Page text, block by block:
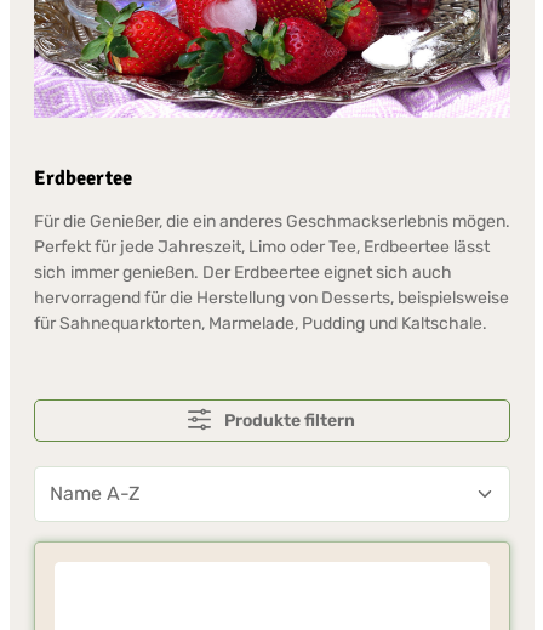
Erdbeertee
Für die Genießer, die ein anderes Geschmackserlebnis mögen.
Perfekt für jede Jahreszeit, Limo oder Tee, Erdbeertee lässt
sich immer genießen. Der Erdbeertee eignet sich auch
hervorragend für die Herstellung von Desserts, beispielsweise
für Sahnequarktorten, Marmelade, Pudding und Kaltschale.
Produkte filtern